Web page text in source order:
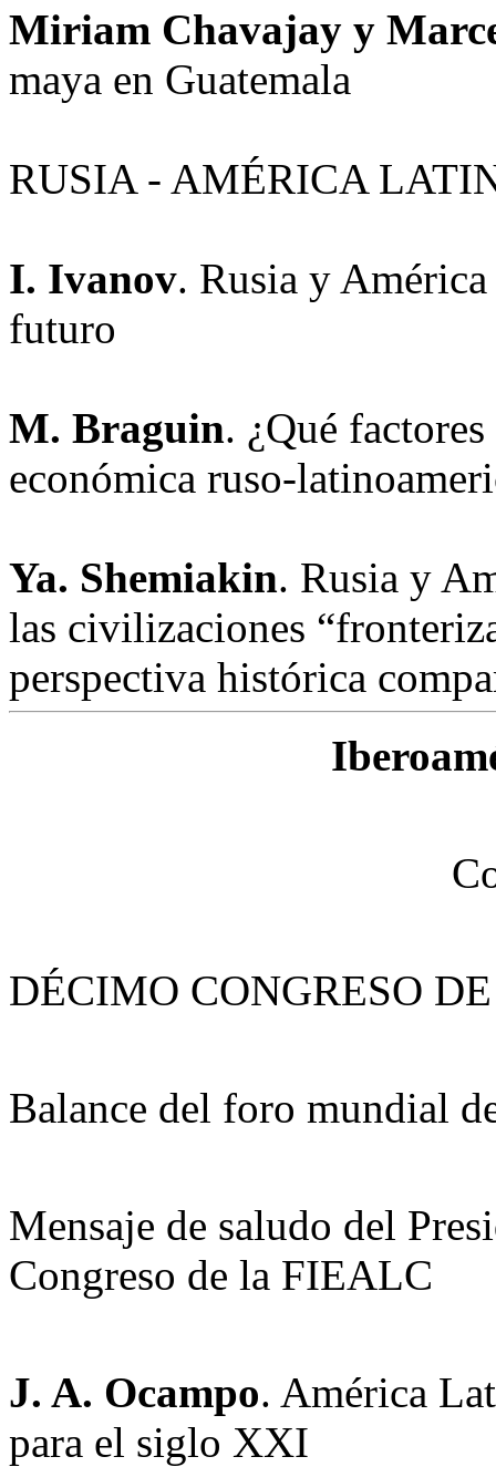
Miriam Chavajay y
maya en Guatemala
RUSIA - AMÉRICA
I. Ivanov. Rusia y
futuro
M. Braguin. ¿Qué
económica ruso-
Ya. Shemiakin. Rusia y
las civilizaciones
perspectiva histórica
DÉCIMO CONGRESO
Balance del foro mundial
Mensaje de saludo del
Congreso de la FIEALC
J. A. Ocampo. América
para el siglo XXI